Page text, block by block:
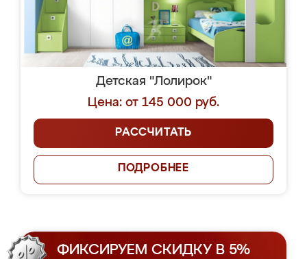
Детская "Лолирок"
Цена: от 145 000 руб.
РАССЧИТАТЬ
ПОДРОБНЕЕ
ФИКСИРУЕМ СКИДКУ В 5%